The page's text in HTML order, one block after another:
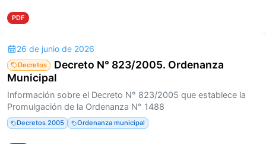
PDF
26 de junio de 2026
Decretos
Decreto N° 823/2005. Ordenanza
Municipal
Información sobre el Decreto N° 823/2005 que establece la
Promulgación de la Ordenanza N° 1488
Decretos 2005 Ordenanza municipal